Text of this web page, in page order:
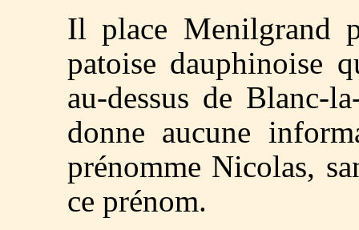
Il place Menilgrand
patoise dauphinoise
au-dessus de
donne aucune
prénomme Nicolas,
ce prénom.